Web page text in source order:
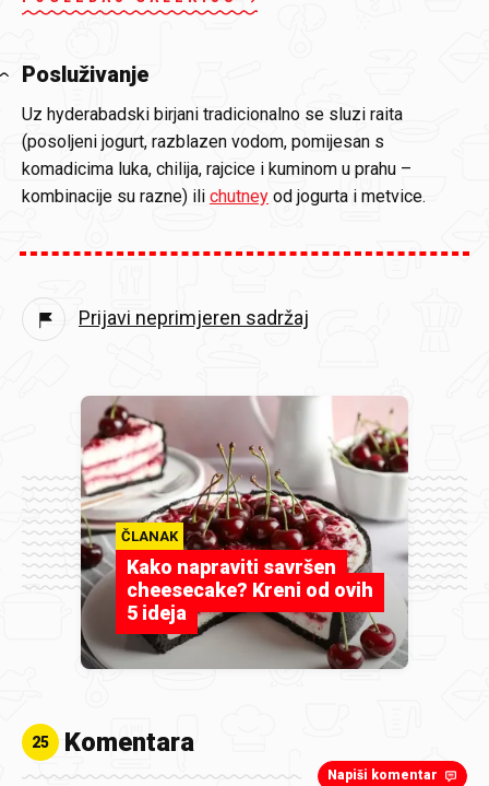
Posluživanje
Uz hyderabadski birjani tradicionalno se sluzi raita
(posoljeni jogurt, razblazen vodom, pomijesan s
komadicima luka, chilija, rajcice i kuminom u prahu –
kombinacije su razne) ili chutney od jogurta i metvice.
Prijavi neprimjeren sadržaj
ČLANAK
Kako napraviti savršen
cheesecake? Kreni od ovih
5 ideja
25 Komentara
Napiši komentar